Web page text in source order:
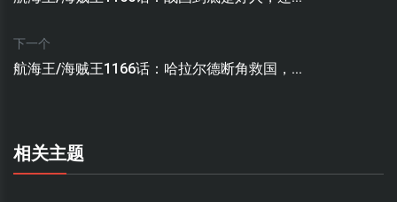
下一个
航海王/海贼王1166话：哈拉尔德断角救国，...
相关主题